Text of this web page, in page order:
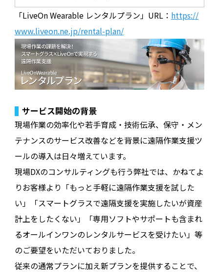
「LiveOn Wearable レンタルプラン」URL： https://
www.liveon.ne.jp/rental-plan/
サービス開始の背景
現場作業の効率化や若手育成・技術伝承、保守・メン
テナンスのサービス改善などを背景に遠隔作業支援ツ
ールの導入は日々増えています。
現場DXのコンサルティングも行う弊社では、かねてよ
りお客様より「もっと手軽に遠隔作業支援を試した
い」「スマートグラスで遠隔支援を実施したいが資産
計上をしたくない」「専用ソフトやサポートも含まれ
るオールインワンのレンタルサービスを受けたい」等
のご要望をいただいておりました。
従来の通常プランに加え新プランを提供することで、